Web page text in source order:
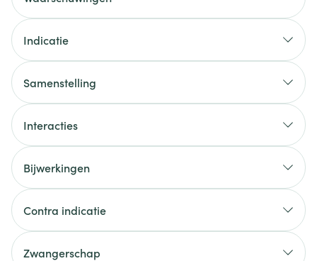
Indicatie
Samenstelling
Interacties
Bijwerkingen
Contra indicatie
Zwangerschap